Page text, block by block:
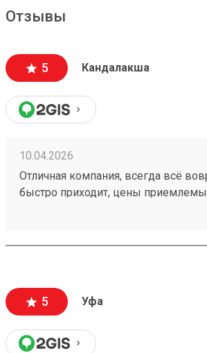
Отзывы
5 Кандалакша
10.04.2026
Отличная компания, всегда всё
быстро приходит, цены
стране. Заказ 260008565 от
5 Уфа